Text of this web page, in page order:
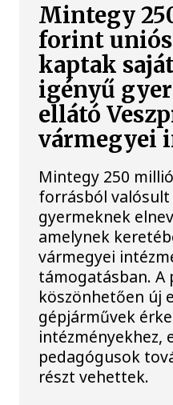
Mintegy
forint
kaptak
igényű
ellátó
vármegyei
Mintegy 250
forrásból valósult
gyermeknek
amelynek
vármegyei
támogatásban. A
köszönhetően új
gépjárművek
intézményekhez,
pedagógusok
részt vehettek.